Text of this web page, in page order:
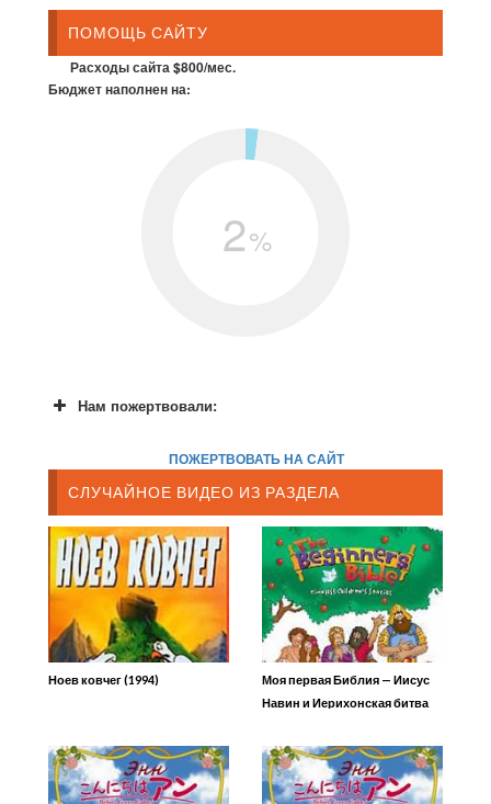
ПОМОЩЬ САЙТУ
Расходы сайта $800/мес.
Бюджет наполнен на:
2%
Нам пожертвовали:
ПОЖЕРТВОВАТЬ НА САЙТ
СЛУЧАЙНОЕ ВИДЕО ИЗ РАЗДЕЛА
Ноев ковчег (1994)
Моя первая Библия — Иисус
Навин и Иерихонская битва